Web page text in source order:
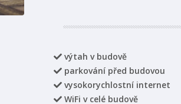
výtah v budově
parkování před budovou
vysokorychlostní internet
WiFi v celé budově